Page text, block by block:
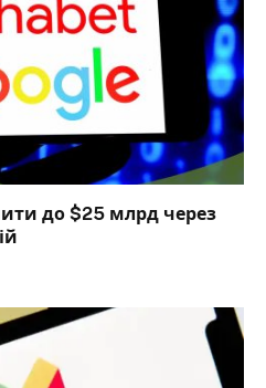
до $25 млрд через